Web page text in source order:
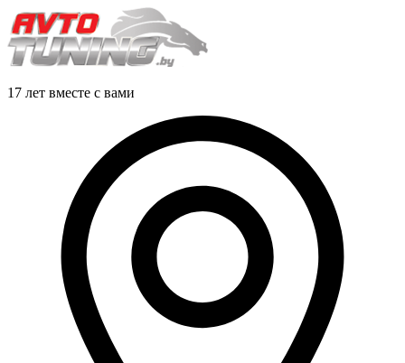
17 лет вместе с вами